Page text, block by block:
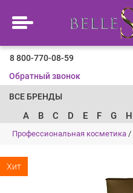
8 800-770-08-59
Обратный звонок
ВСЕ БРЕНДЫ
A B C D E F G H
Профессиональная косметика /
Хит